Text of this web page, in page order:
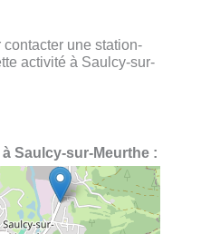
une station-
activité à Saulcy-sur-
Saulcy-sur-Meurthe :